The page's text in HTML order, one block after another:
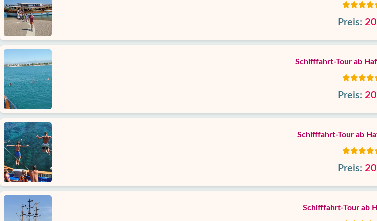
Preis:
Schifffahrt-Tour ab
Preis:
Schifffahrt-Tour ab
Preis:
Schifffahrt-Tour ab